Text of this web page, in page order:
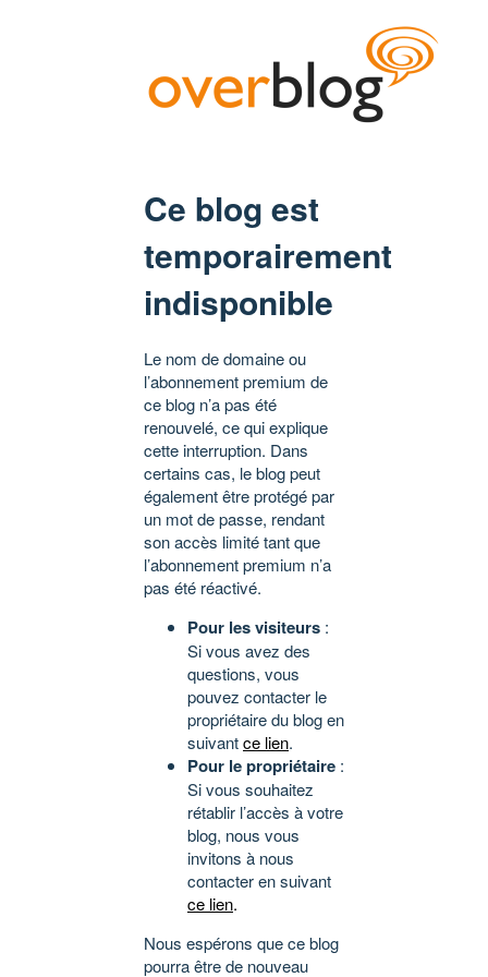
Ce blog est
temporairement
indisponible
Le nom de domaine ou
l’abonnement premium de
ce blog n’a pas été
renouvelé, ce qui explique
cette interruption. Dans
certains cas, le blog peut
également être protégé par
un mot de passe, rendant
son accès limité tant que
l’abonnement premium n’a
pas été réactivé.
Pour les visiteurs :
Si vous avez des
questions, vous
pouvez contacter le
propriétaire du blog en
suivantce lien.
Pour le propriétaire :
Si vous souhaitez
rétablir l’accès à votre
blog, nous vous
invitons à nous
contacter en suivant
ce lien.
Nous espérons que ce blog
pourra être de nouveau